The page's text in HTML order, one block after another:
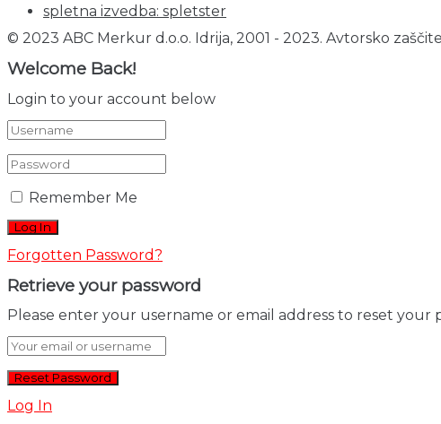
spletna izvedba: spletster
© 2023 ABC Merkur d.o.o. Idrija, 2001 - 2023. Avtorsko
Welcome Back!
Login to your account below
Remember Me
Forgotten Password?
Retrieve your password
Please enter your username or email address to reset your
Log In